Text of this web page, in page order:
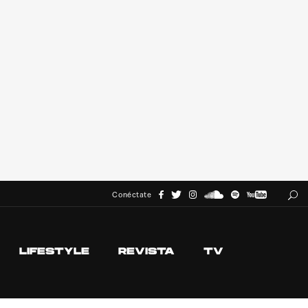
Conéctate
LIFESTYLE REVISTA TV